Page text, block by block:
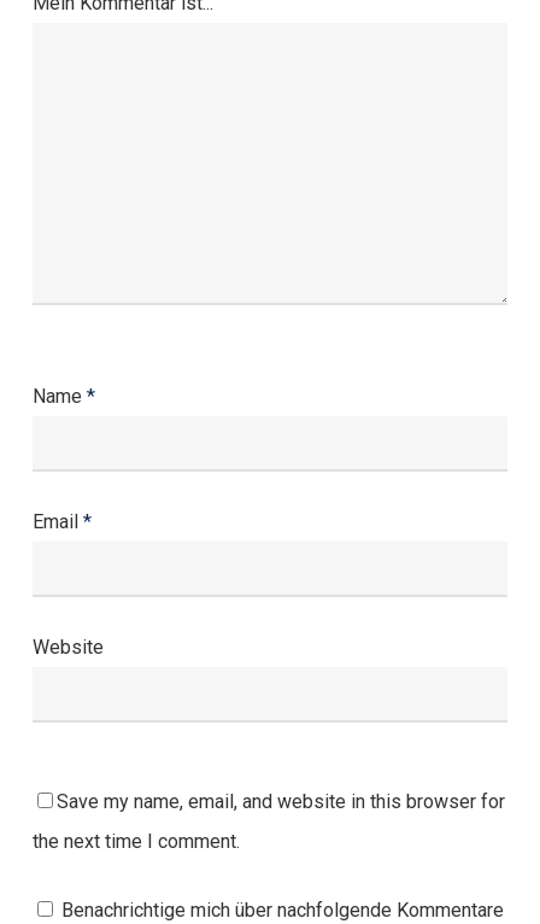
Name *
Email *
Website
Save my name, email, and website in this browser for
the next time I comment.
Benachrichtige mich über nachfolgende Kommentare